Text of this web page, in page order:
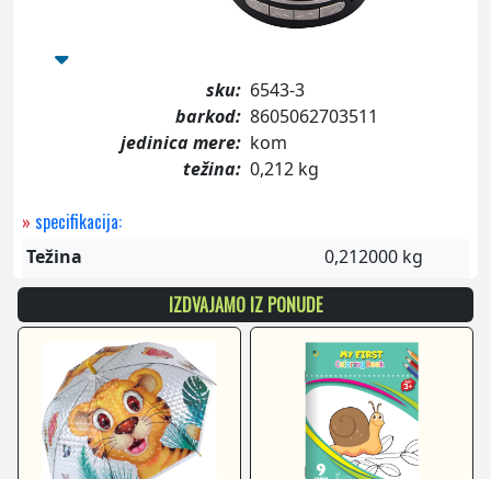
sku: 6543-3
barkod: 8605062703511
jedinica mere: kom
težina: 0,212 kg
» specifikacija:
Težina 0,212000 kg
IZDVAJAMO IZ PONUDE